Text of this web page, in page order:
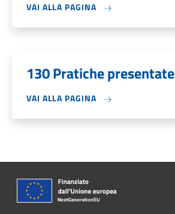
VAI ALLA PAGINA
130 Pratiche presentate
VAI ALLA PAGINA